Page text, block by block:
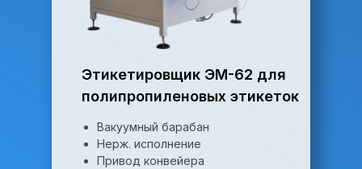
Этикетировщик ЭМ-62 для
полипропиленовых этикеток
Вакуумный барабан
Нерж. исполнение
Привод конвейера